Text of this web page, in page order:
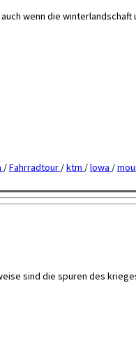
wenn die
sind die spuren des
/Fahrradtour /ktm /lowa /